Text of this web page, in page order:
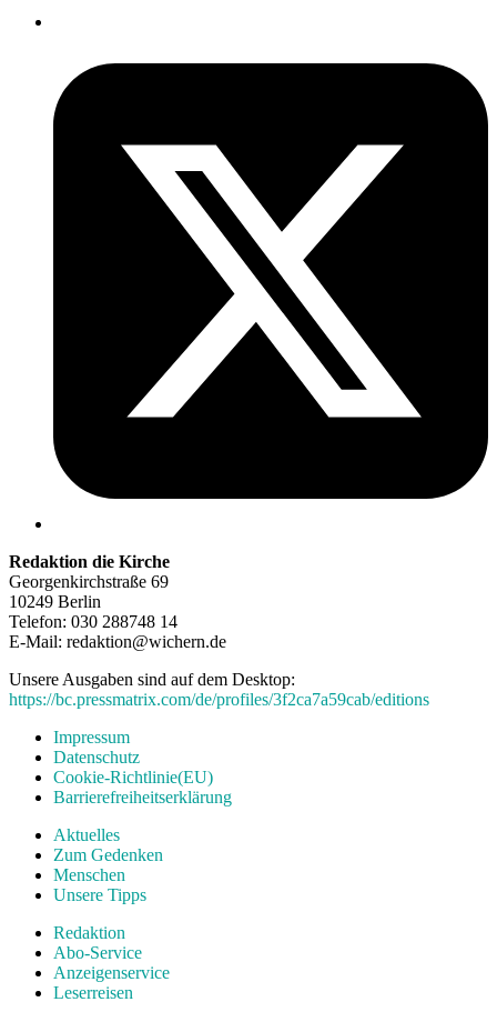
Redaktion die Kirche
Georgenkirchstraße 69
10249 Berlin
Telefon: 030 288748 14
E-Mail: redaktion@wichern.de
Unsere Ausgaben sind auf dem Desktop:
https://bc.pressmatrix.com/de/profiles/3f2ca7a59cab/editions
Impressum
Datenschutz
Cookie-Richtlinie(EU)
Barrierefreiheitserklärung
Aktuelles
Zum Gedenken
Menschen
Unsere Tipps
Redaktion
Abo-Service
Anzeigenservice
Leserreisen